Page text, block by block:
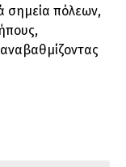
σημεία πόλεων,